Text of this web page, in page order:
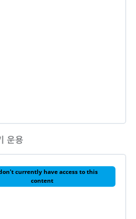
운용
currently have access to this
content